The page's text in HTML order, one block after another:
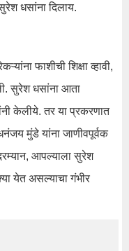
धसांना दिलाय.
फाशीची शिक्षा व्हावी,
सुरेश धसांना आता
केलीये. तर या प्रकरणात
मुंडे यांना जाणीवपूर्वक
आपल्याला सुरेश
येत असल्याचा गंभीर